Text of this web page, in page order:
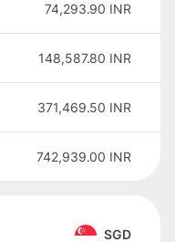
74,293.90 INR
148,587.80 INR
371,469.50 INR
742,939.00 INR
SGD